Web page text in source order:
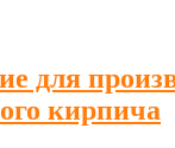
для
кирпича